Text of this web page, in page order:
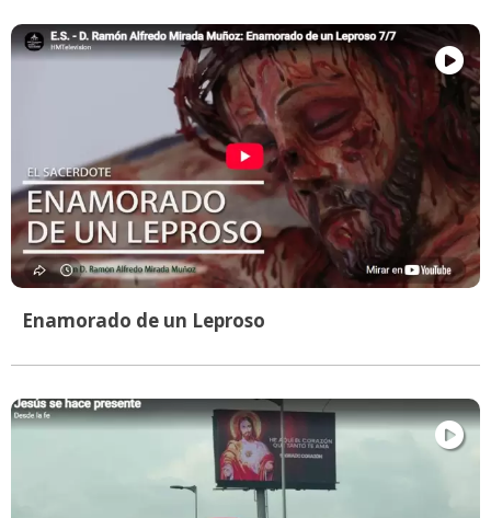
Enamorado de un Leproso